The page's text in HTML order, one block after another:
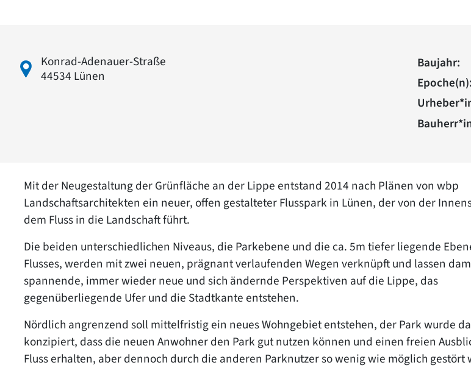
Konrad-Adenauer-Straße
44534 Lünen
Baujahr:
Epoche(n):
Mit der Neugestaltung der Grünfläche an der Lippe entstand 2014 nach Plänen von wbp
Landschaftsarchitekten ein neuer, offen gestalteter Flusspark in Lünen, der von der
dem Fluss in die Landschaft führt.
Die beiden unterschiedlichen Niveaus, die Parkebene und die ca. 5m tiefer liegende
Flusses, werden mit zwei neuen, prägnant verlaufenden Wegen verknüpft und lassen
spannende, immer wieder neue und sich ändernde Perspektiven auf die Lippe, das
gegenüberliegende Ufer und die Stadtkante entstehen.
Nördlich angrenzend soll mittelfristig ein neues Wohngebiet entstehen, der Park wurde
konzipiert, dass die neuen Anwohner den Park gut nutzen können und einen freien
Fluss erhalten, aber dennoch durch die anderen Parknutzer so wenig wie möglich gestört